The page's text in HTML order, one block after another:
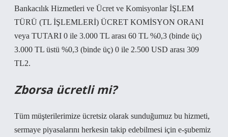
Bankacılık Hizmetleri ve Ücret ve Komisyonlar İŞLEM
TÜRÜ (TL İŞLEMLERİ) ÜCRET KOMİSYON ORANI
veya TUTARI 0 ile 3.000 TL arası 60 TL %0,3 (binde üç)
3.000 TL üstü %0,3 (binde üç) 0 ile 2.500 USD arası 309
TL2.
Zborsa ücretli mi?
Tüm müşterilerimize ücretsiz olarak sunduğumuz bu hizmeti,
sermaye piyasalarını herkesin takip edebilmesi için e-şubemiz